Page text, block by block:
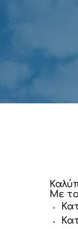
Με